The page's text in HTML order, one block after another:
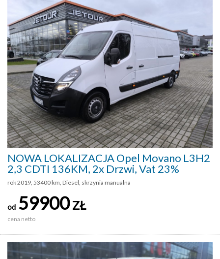
NOWA LOKALIZACJA Opel Movano L3H2
2,3 CDTI 136KM, 2x Drzwi, Vat 23%
rok 2019, 53400 km, Diesel, skrzynia manualna
od 59900ZŁ
cena netto